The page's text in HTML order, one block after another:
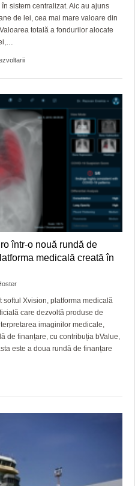
sistem centralizat. Aic au ajuns
de lei, cea mai mare valoare din
totală a fondurilor alocate
…
într-o nouă rundă de
medicală creată în
Xvision, platforma medicală
care dezvoltă produse de
imaginilor medicale,
de finanțare, cu contribuția bValue,
este a doua rundă de finanțare